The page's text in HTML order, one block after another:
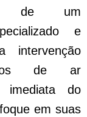
de um
e
intervenção
de ar
imediata do
em suas